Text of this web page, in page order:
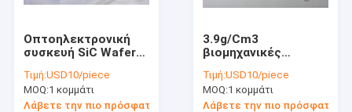
Οπτοηλεκτρονική
συσκευή SiC Wafer
εκπομπής φωτός
Τιμή:USD10/piece
MOQ:1 κομμάτι
Λάβετε την πιο πρόσφατη τιμή
3.9g/Cm3
βιομηχανικές
επενδύσεις
Τιμή:USD10/piece
MOQ:1 κομμάτι
Λάβετε την πιο πρόσφατη